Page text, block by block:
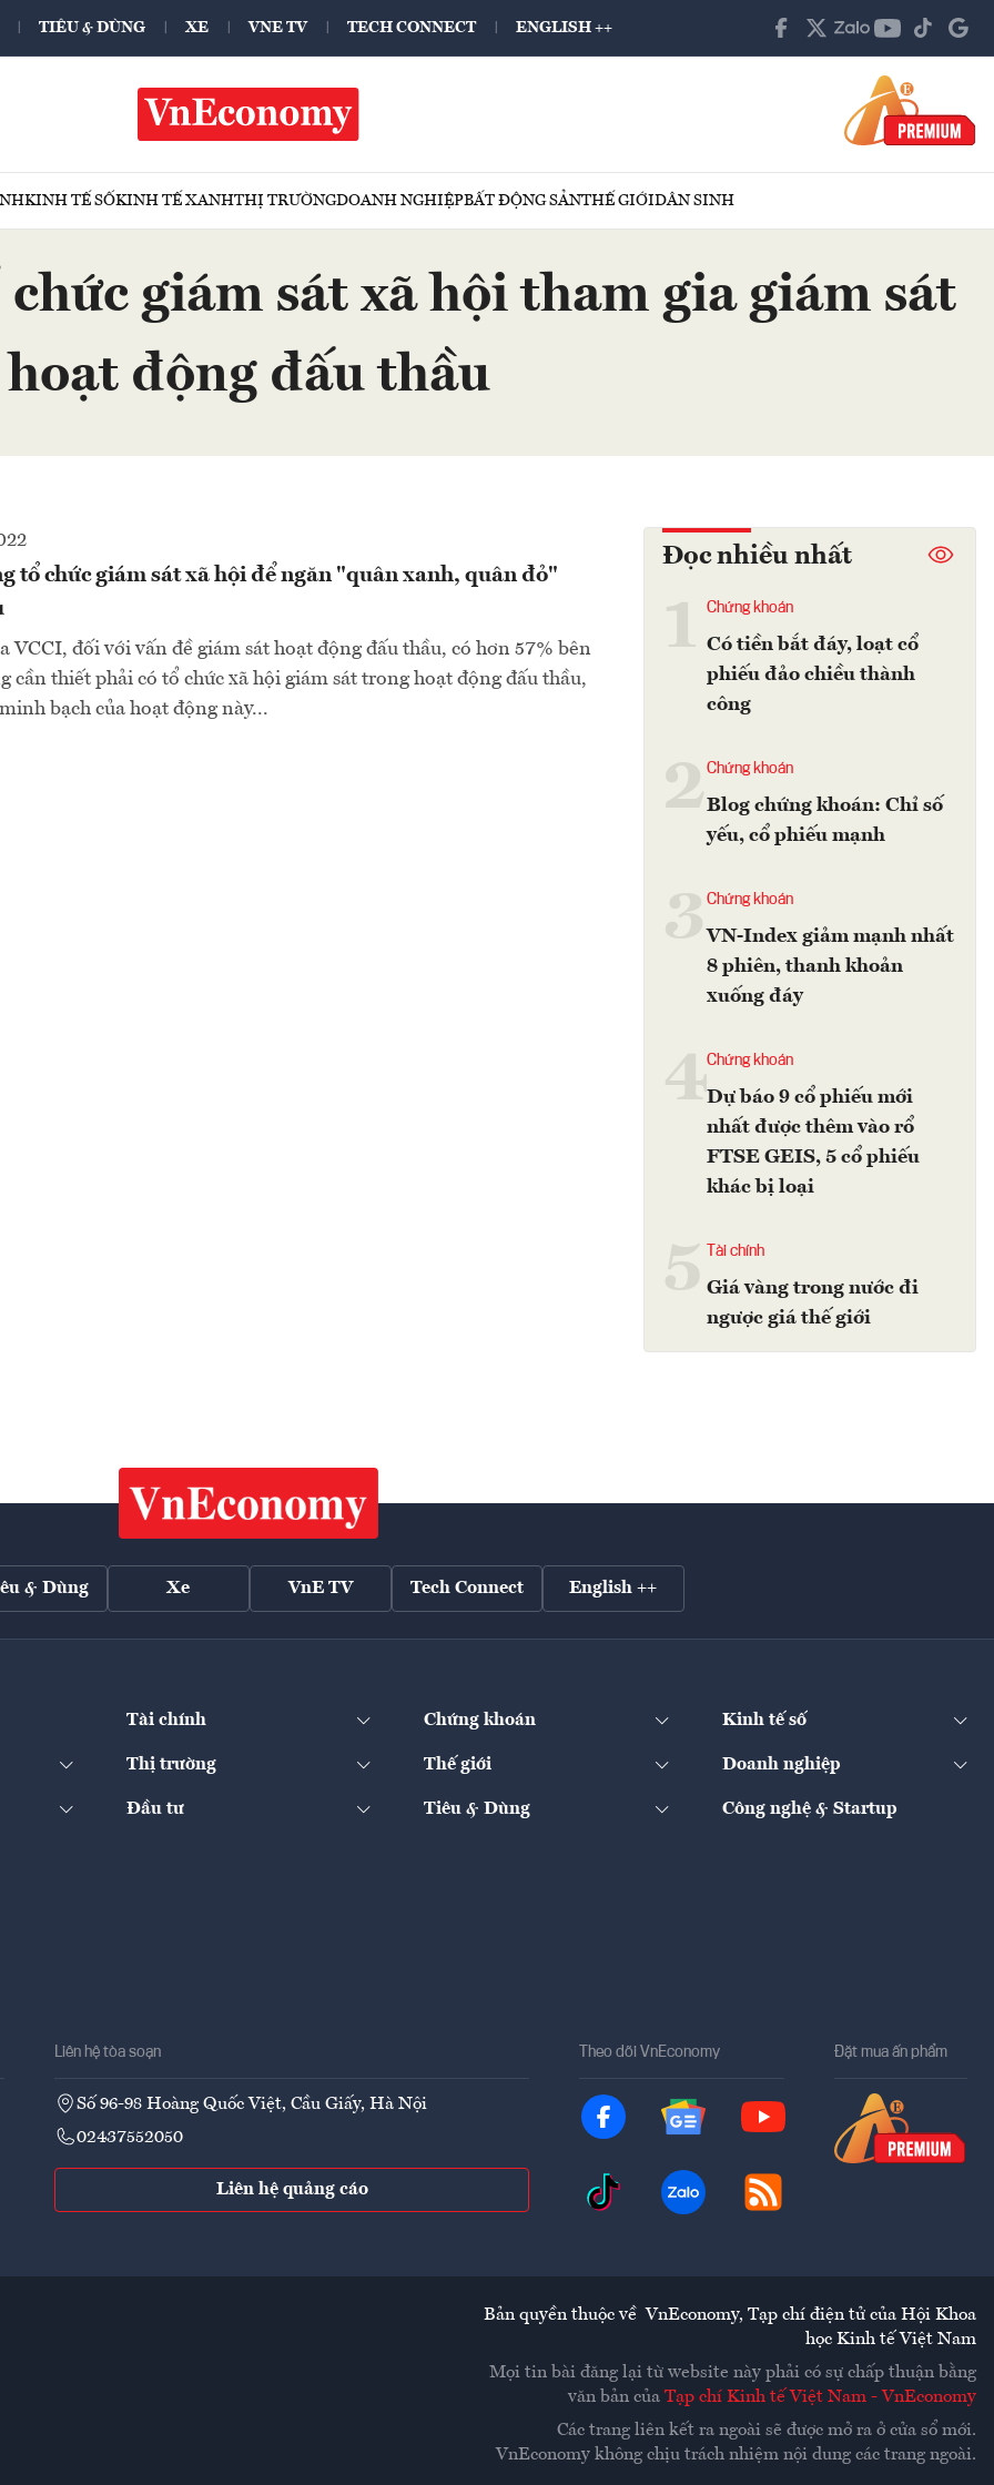
TIÊU & DÙNG XE VNE TV TECH CONNECT ENGLISH ++
KINH TẾ SỐKINH TẾ XANHTHỊ TRƯỜNGDOANH NGHIỆPBẤT ĐỘNG SẢNTHẾ GIỚIDÂN SINH
giám sát xã hội tham gia giám sát
hoạt động đấu thầu
tổ chức giám sát xã hội để ngăn "quân xanh, quân đỏ"
VCCI, đối với vấn đề giám sát hoạt động đấu thầu, có hơn 57% bên
cần thiết phải có tổ chức xã hội giám sát trong hoạt động đấu thầu,
bạch của hoạt động này...
Đọc nhiều nhất
Chứng khoán
Có tiền bắt đáy, loạt cổ
phiếu đảo chiều thành
công
2Chứng khoán
Blog chứng khoán: Chỉ số
yếu, cổ phiếu mạnh
Chứng khoán
VN-Index giảm mạnh nhất
8 phiên, thanh khoản
xuống đáy
4Chứng khoán
Dự báo 9 cổ phiếu mới
nhất được thêm vào rổ
FTSE GEIS, 5 cổ phiếu
khác bị loại
Tài chính
Giá vàng trong nước đi
ngược giá thế giới
& Dùng Xe VnE TV Tech Connect English ++
Tài chính Chứng khoán Kinh tế số
Thị trường Thế giới Doanh nghiệp
Đầu tư Tiêu & Dùng Công nghệ & Startup
Liên hệ tòa soạn
Số 96-98 Hoàng Quốc Việt, Cầu Giấy, Hà Nội
02437552050
Liên hệ quảng cáo
Theo dõi VnEconomy Đặt mua ấn phẩm
Bản quyền thuộc về VnEconomy, Tạp chí điện tử của Hội Khoa
học Kinh tế Việt Nam
Mọi tin bài đăng lại từ website này phải có sự chấp thuận bằng
văn bản của Tạp chí Kinh tế Việt Nam - VnEconomy
Các trang liên kết ra ngoài sẽ được mở ra ở cửa sổ mới.
VnEconomy không chịu trách nhiệm nội dung các trang ngoài.